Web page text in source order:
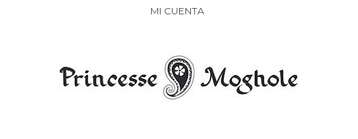
MI CUENTA